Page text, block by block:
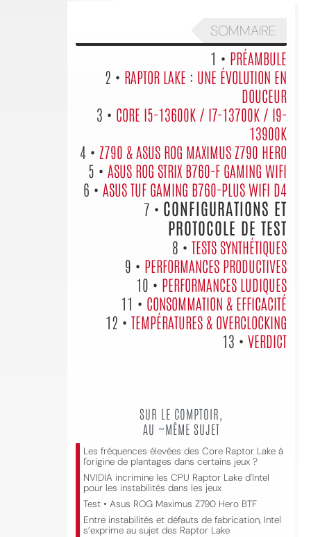
SOMMAIRE
1 • PRÉAMBULE
2 • RAPTOR LAKE : UNE ÉVOLUTION EN
DOUCEUR
3 • CORE I5-13600K / I7-13700K / I9-
13900K
4 • Z790 & ASUS ROG MAXIMUS Z790 HERO
5 • ASUS ROG STRIX B760-F GAMING WIFI
6 • ASUS TUF GAMING B760-PLUS WIFI D4
7 • CONFIGURATIONS ET
PROTOCOLE DE TEST
8 • TESTS SYNTHÉTIQUES
9 • PERFORMANCES PRODUCTIVES
10 • PERFORMANCES LUDIQUES
11 • CONSOMMATION & EFFICACITÉ
12 • TEMPÉRATURES & OVERCLOCKING
13 • VERDICT
SUR LE COMPTOIR,
AU ~MÊME SUJET
Les fréquences élevées des Core Raptor Lake à
l'origine de plantages dans certains jeux ?
NVIDIA incrimine les CPU Raptor Lake d'Intel
pour les instabilités dans les jeux
Test • Asus ROG Maximus Z790 Hero BTF
Entre instabilités et défauts de fabrication, Intel
s’exprime au sujet des Raptor Lake